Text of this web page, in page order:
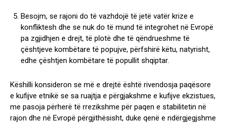
Besojm, se rajoni do të vazhdojë të jetë vatër krize e
konfliktesh dhe se nuk do të mund të integrohet në Evropë
pa zgjidhjen e drejt, të plotë dhe të qëndrueshme të
çështjeve kombëtare të popujve, përfshirë këtu, natyrisht,
edhe çështjen kombëtare të popullit shqiptar.
Këshilli konsideron se më e drejtë është rivendosja paqësore
e kufijve etnikë se sa ruajtja e përgjakshme e kufijve ekzistues,
me pasoja përherë të rrezikshme për paqen e stabilitetin në
rajon dhe në Evropë përgjithësisht, duke qenë e ndërgjegjshme